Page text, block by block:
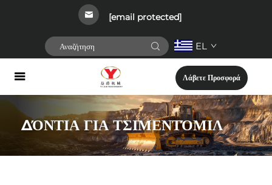
[email protected]
EL
Λάβετε Προσφορά
ΔΌΝΤΙΑ ΓΙΑ ΤΣΙΜΕΝΤΌΜΙΛ